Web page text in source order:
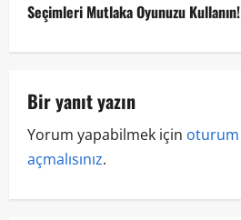
Seçimleri Mutlaka Oyunuzu Kullanın!
Bir yanıt yazın
Yorum yapabilmek için oturum
açmalısınız.